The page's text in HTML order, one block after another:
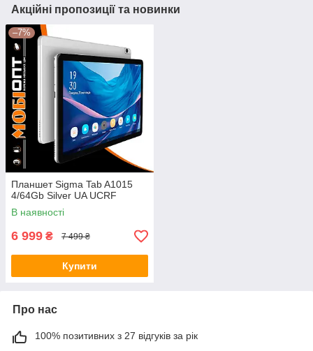
Акційні пропозиції та новинки
–7%
Планшет Sigma Tab A1015
4/64Gb Silver UA UCRF
В наявності
6 999 ₴ 7 499 ₴
Купити
Про нас
100% позитивних з 27 відгуків за рік